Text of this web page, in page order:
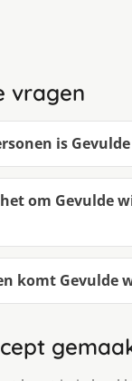
vragen
is
om Gevulde
komt Gevulde